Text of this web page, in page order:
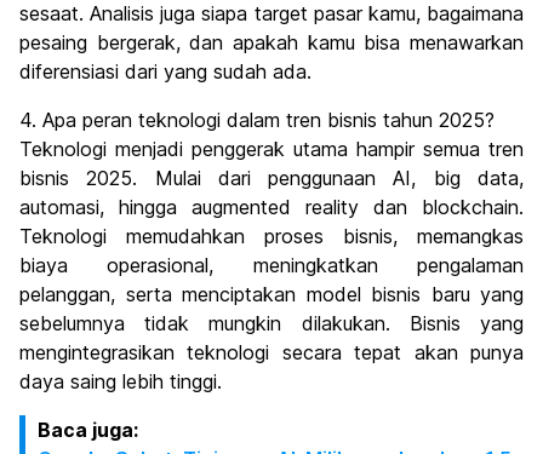
sesaat. Analisis juga siapa target pasar kamu, bagaimana
pesaing bergerak, dan apakah kamu bisa menawarkan
diferensiasi dari yang sudah ada.
4. Apa peran teknologi dalam tren bisnis tahun 2025?
Teknologi menjadi penggerak utama hampir semua tren
bisnis 2025. Mulai dari penggunaan AI, big data,
automasi, hingga augmented reality dan blockchain.
Teknologi memudahkan proses bisnis, memangkas
biaya operasional, meningkatkan pengalaman
pelanggan, serta menciptakan model bisnis baru yang
sebelumnya tidak mungkin dilakukan. Bisnis yang
mengintegrasikan teknologi secara tepat akan punya
daya saing lebih tinggi.
Baca juga: